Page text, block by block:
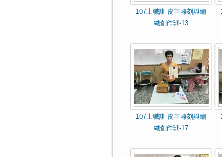
107上職訓 皮革雕刻與編
織創作班-13
107上職訓 皮革雕刻與編
織創作班-17